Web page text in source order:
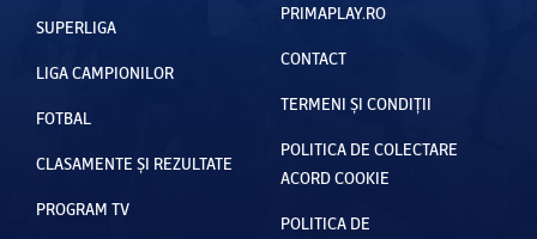
SUPERLIGA
LIGA CAMPIONILOR
FOTBAL
CLASAMENTE ȘI REZULTATE
PROGRAM TV
PRIMAPLAY.RO
CONTACT
TERMENI ȘI CONDIȚII
POLITICA DE COLECTARE
ACORD COOKIE
POLITICA DE